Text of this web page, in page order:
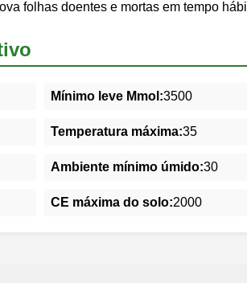
folhas doentes e mortas em tempo hábil
Mínimo leve Mmol:3500
Temperatura máxima:35
Ambiente mínimo úmido:30
CE máxima do solo:2000